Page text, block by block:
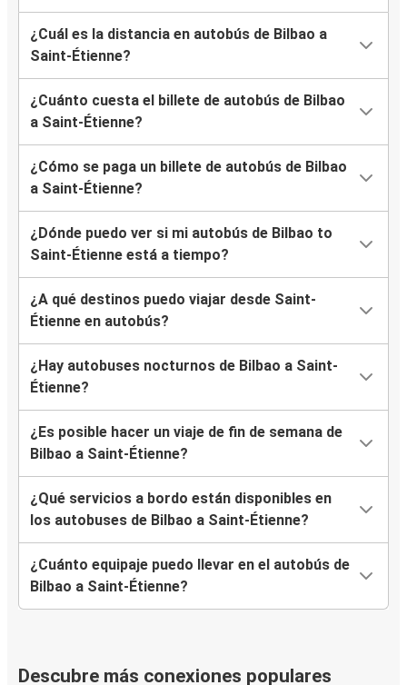
¿Cuál es la distancia en autobús de Bilbao a
Saint-Étienne?
¿Cuánto cuesta el billete de autobús de Bilbao
a Saint-Étienne?
¿Cómo se paga un billete de autobús de Bilbao
a Saint-Étienne?
¿Dónde puedo ver si mi autobús de Bilbao to
Saint-Étienne está a tiempo?
¿A qué destinos puedo viajar desde Saint-
Étienne en autobús?
¿Hay autobuses nocturnos de Bilbao a Saint-
Étienne?
¿Es posible hacer un viaje de fin de semana de
Bilbao a Saint-Étienne?
¿Qué servicios a bordo están disponibles en
los autobuses de Bilbao a Saint-Étienne?
¿Cuánto equipaje puedo llevar en el autobús de
Bilbao a Saint-Étienne?
Descubre más conexiones populares